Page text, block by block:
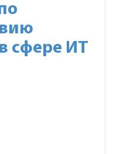
сфере ИТ